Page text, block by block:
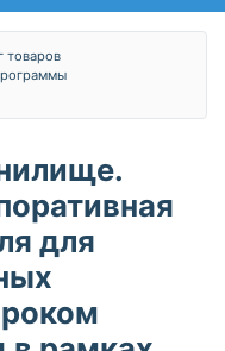
товаров
для